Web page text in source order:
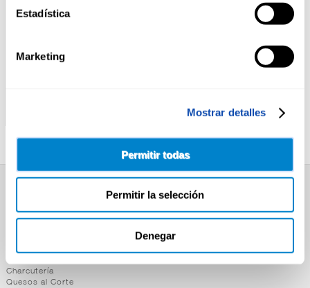
Estadística
Marketing
Mostrar detalles
Permitir todas
Permitir la selección
Denegar
DELEITUM 120G
Alimentación
Congelados
Carnicería
Charcutería
Quesos al Corte